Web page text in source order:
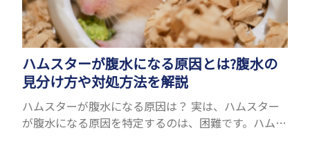
ハムスターが腹水になる原因とは?腹水の
見分け方や対処方法を解説
ハムスターが腹水になる原因は？ 実は、ハムスター
が腹水になる原因を特定するのは、困難です。ハムス